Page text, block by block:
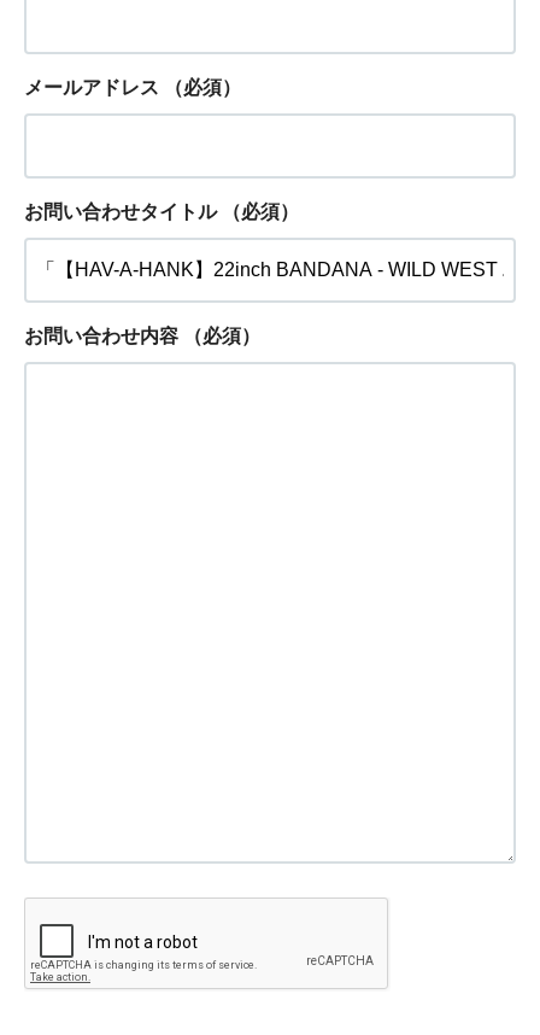
メールアドレス （必須）
お問い合わせタイトル （必須）
お問い合わせ内容 （必須）